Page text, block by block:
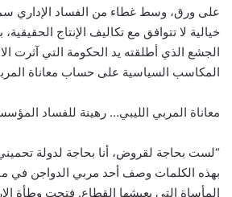
على ورق، وسط غطاء من الفساد الإداري
خيالية لا تتوافق مع تكاليف الإنتاج
الجشع الذي أطلقته يد الحكومة التي آثرت
المكاسب السياسية على حساب معاناة
معاناة المربي الليبي… رهينة للفساد
“لست بحاجة لقروض، أنا بحاجة لدولة
بهذه الكلمات وصف أحد مربي الدواجن في
المأساة التي يعيشها القطاع. فتحت وطأة